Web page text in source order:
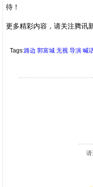
待！
更多精彩内容，请关注腾讯
Tags:路边 郭富城 无视 导演 喊